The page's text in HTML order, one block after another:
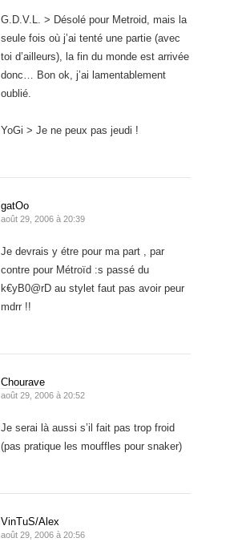
G.D.V.L. > Désolé pour Metroid, mais la
seule fois où j’ai tenté une partie (avec
toi d’ailleurs), la fin du monde est arrivée
donc… Bon ok, j’ai lamentablement
oublié.
YoGi > Je ne peux pas jeudi !
gatOo
août 29, 2006 à 20:39
Je devrais y étre pour ma part , par
contre pour Métroïd :s passé du
k€yB0@rD au stylet faut pas avoir peur
mdrr !!
Chourave
août 29, 2006 à 20:52
Je serai là aussi s’il fait pas trop froid
(pas pratique les mouffles pour snaker)
VinTuS/Alex
août 29, 2006 à 20:56